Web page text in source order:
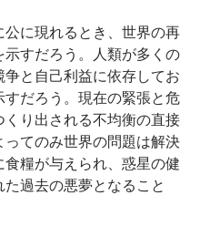
に現れるとき、世界の再
すだろう。人類が多くの
と自己利益に依存してお
だろう。現在の緊張と危
り出される不均衡の直接
てのみ世界の問題は解決
糧が与えられ、惑星の健
過去の悪夢となること